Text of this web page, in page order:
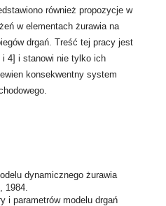
również propozycje w
w elementach żurawia na
drgań. Treść tej pracy jest
4] i stanowi nie tylko ich
konsekwentny system
dynamicznego żurawia
1984.
i parametrów modelu drgań